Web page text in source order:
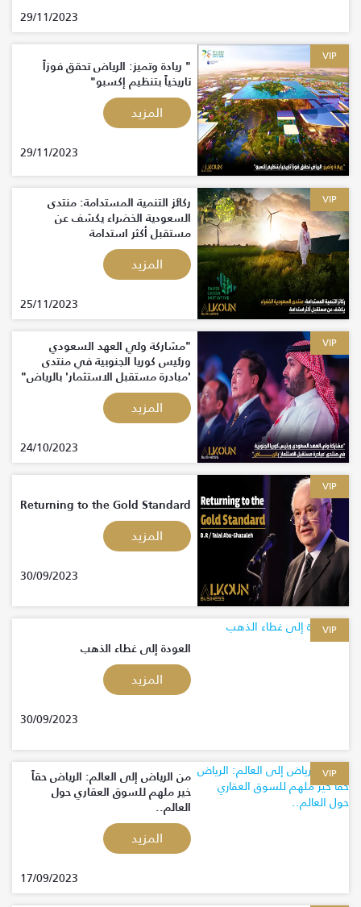
29/11/2023
VIP
" ريادة وتميز: الرياض تحقق فوزاً
تاريخياً بتنظيم إكسبو"
المزيد
29/11/2023
VIP ركائز التنمية المستدامة: منتدى
السعودية الخضراء يكشف عن
مستقبل أكثر استدامة
المزيد
25/11/2023
VIP "مشاركة ولي العهد السعودي
ورئيس كوريا الجنوبية في منتدى
'مبادرة مستقبل الاستثمار' بالرياض"
المزيد
24/10/2023
VIP
Returning to the Gold Standard
المزيد
30/09/2023
VIP
العودة إلى غطاء الذهب
المزيد
30/09/2023
VIP من الرياض إلى العالم: الرياض حقاً
خير ملهم للسوق العقاري حول
العالم..
المزيد
17/09/2023